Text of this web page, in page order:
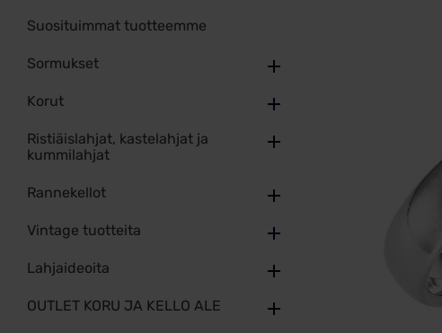
Suosituimmat tuotteemme
Sormukset
Korut
Ristiäislahjat, kastelahjat ja
kummilahjat
Rannekellot
Vintage tuotteita
Lahjaideoita
OUTLET KORU JA KELLO ALE